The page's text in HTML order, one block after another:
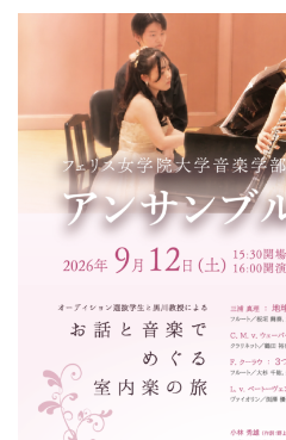
ペ
の